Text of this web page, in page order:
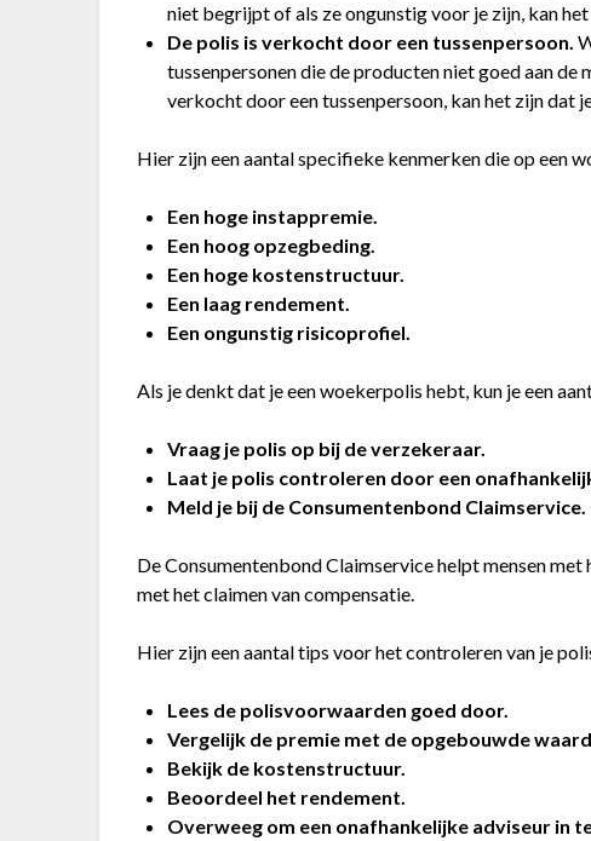
niet begrijpt of als ze ongunstig voor je zijn, kan
De polis is verkocht door een tussenpersoon.
tussenpersonen die de producten niet goed aan de
verkocht door een tussenpersoon, kan het zijn dat
Hier zijn een aantal specifieke kenmerken die op een
Een hoge instappremie.
Een hoog opzegbeding.
Een hoge kostenstructuur.
Een laag rendement.
Een ongunstig risicoprofiel.
Als je denkt dat je een woekerpolis hebt, kun je een
Vraag je polis op bij de verzekeraar.
Laat je polis controleren door een
Meld je bij de Consumentenbond Claimservice.
De Consumentenbond Claimservice helpt mensen
met het claimen van compensatie.
Hier zijn een aantal tips voor het controleren van je
Lees de polisvoorwaarden goed door.
Vergelijk de premie met de opgebouwde
Bekijk de kostenstructuur.
Beoordeel het rendement.
Overweeg om een onafhankelijke adviseur in